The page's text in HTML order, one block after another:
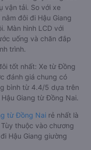
vận tải. So với xe
đôi đi Hậu Giang
Màn hình LCD với
uống và chăn đắp
trình.
tốt nhất: Xe từ Đồng
đánh giá chung có
bình từ 4.4/5 dựa trên
Giang từ Đồng Nai.
từ Đồng Nai rẻ nhất là
thuộc vào chương
Hậu Giang giường